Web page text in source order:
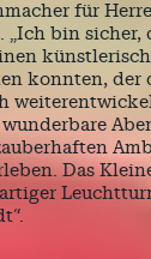
für
„Ich bin sicher,
konnten, der
Das